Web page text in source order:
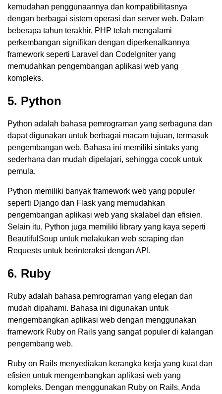
kemudahan penggunaannya dan kompatibilitasnya
dengan berbagai sistem operasi dan server web. Dalam
beberapa tahun terakhir, PHP telah mengalami
perkembangan signifikan dengan diperkenalkannya
framework seperti Laravel dan CodeIgniter yang
memudahkan pengembangan aplikasi web yang
kompleks.
5. Python
Python adalah bahasa pemrograman yang serbaguna dan
dapat digunakan untuk berbagai macam tujuan, termasuk
pengembangan web. Bahasa ini memiliki sintaks yang
sederhana dan mudah dipelajari, sehingga cocok untuk
pemula.
Python memiliki banyak framework web yang populer
seperti Django dan Flask yang memudahkan
pengembangan aplikasi web yang skalabel dan efisien.
Selain itu, Python juga memiliki library yang kaya seperti
BeautifulSoup untuk melakukan web scraping dan
Requests untuk berinteraksi dengan API.
6. Ruby
Ruby adalah bahasa pemrograman yang elegan dan
mudah dipahami. Bahasa ini digunakan untuk
mengembangkan aplikasi web dengan menggunakan
framework Ruby on Rails yang sangat populer di kalangan
pengembang web.
Ruby on Rails menyediakan kerangka kerja yang kuat dan
efisien untuk mengembangkan aplikasi web yang
kompleks. Dengan menggunakan Ruby on Rails, Anda